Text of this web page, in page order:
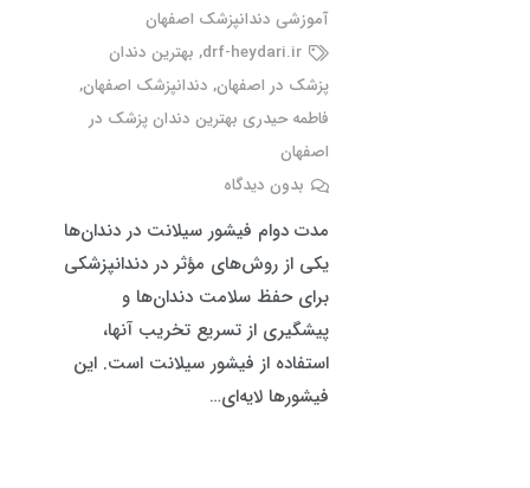
آموزشی دندانپزشک اصفهان
drf-heydari.ir
, بهترین دندان
پزشک در اصفهان, دندانپزشک اصفهان,
فاطمه حیدری بهترین دندان پزشک در
اصفهان
بدون دیدگاه
مدت دوام فیشور سیلانت در دندان‌ها
یکی از روش‌های مؤثر در دندانپزشکی
برای حفظ سلامت دندان‌ها و
پیشگیری از تسریع تخریب آنها،
استفاده از فیشور سیلانت است. این
فیشورها لایه‌ای…